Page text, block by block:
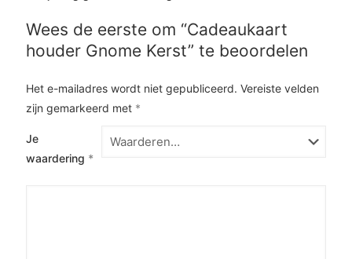
Wees de eerste om “Cadeaukaart
houder Gnome Kerst” te beoordelen
Het e-mailadres wordt niet gepubliceerd. Vereiste velden
zijn gemarkeerd met *
Je
waardering *